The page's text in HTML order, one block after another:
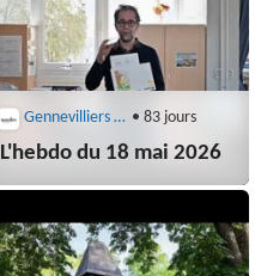
Gennevilliers (92230) • 83 jours
L'hebdo du 18 mai 2026